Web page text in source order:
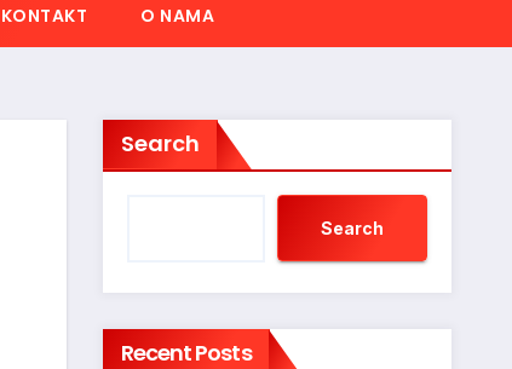
KONTAKT O NAMA
Search
Search
Recent Posts